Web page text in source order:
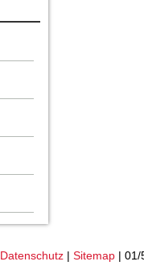
Datenschutz | Sitemap | 01/